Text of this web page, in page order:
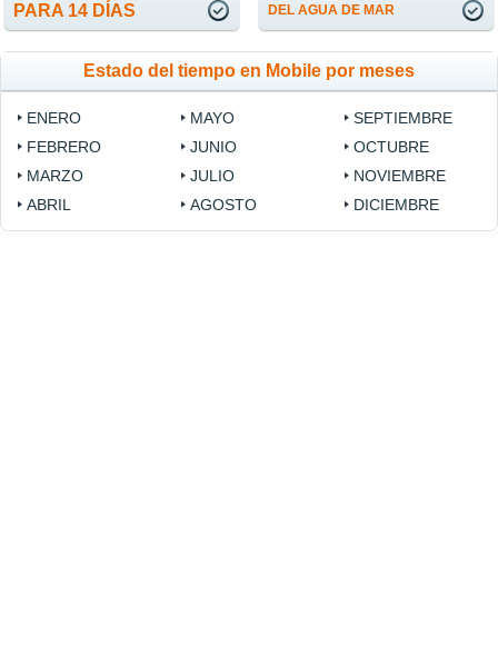
PARA 14 DÍAS DEL AGUA DE MAR
Estado del tiempo en Mobile por meses
ENERO
FEBRERO
MARZO
ABRIL
MAYO
JUNIO
JULIO
AGOSTO
SEPTIEMBRE
OCTUBRE
NOVIEMBRE
DICIEMBRE